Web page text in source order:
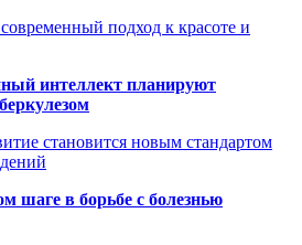
подход к красоте и
интеллект планируют
становится новым стандартом
шаге в борьбе с болезнью